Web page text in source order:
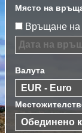
Място на
Връщане на
Валута